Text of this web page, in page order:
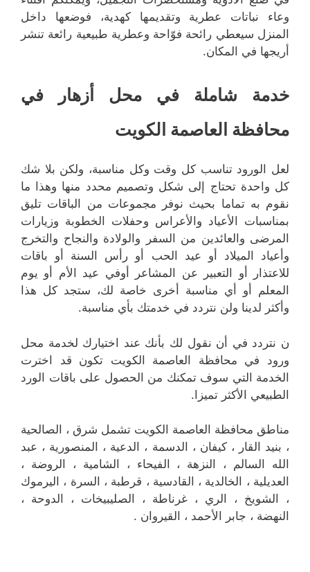
وعاء نباتات عطرية وتقديمها كهدية، فوضعها داخل
المنزل سيعطي رائحة فوّاحة وعطرية طبيعية رائعة تنشر
أريجها في المكان.
خدمة شاملة في محل أزهار في
محافظة العاصمة الكويت
لعل الورود تناسب كل وقت وكل مناسبة، ولكن بلا شك
كل واحدة تحتاج إلى شكل وتصميم محدد منها وهذا ما
نقوم به تماما بحيث نوفر مجموعات من الباقات تليق
بمناسبات الأعياد والأعراس وحفلات الخطوبة وزيارات
المرضى والعائدين من السفر والولادة والنجاح والتخرج
وأعياد الميلاد أو عيد الحب أو رأس السنة أو باقات
للاعتذار أو التعبير عن المشاعر أوفي عيد الأم أو يوم
المعلم أو أي مناسبة أخرى خاصة لك، ستجد كل هذا
وأكثر لدينا ولن نتردد في خدمتك بأي مناسبة.
ن نتردد في أن نقول لك بأنك عند اختيارك لخدمة محل
ورود في محافظة العاصمة الكويت تكون قد اخترت
الخدمة التي سوف تمكنك من الحصول على باقات الورد
الطبيعي الأكثر تميزا.
مناطق محافظة العاصمة الكويت تشمل شرق ، الصالحية
، بنيد القار ، كيفان ، الدسمة ، الدعية ، المنصورية ، عبد
الله السالم ، النزهة ، الفيحاء ، الشامية ، الروضة ،
العديلية ، الخالدية ، القادسية ، قرطبة ، السرة ، اليرموك
، الشويخ ، الري ، غرناطة ، الصليبيخات ، الدوحة ،
النهضة ، جابر الأحمد ، القيروان .